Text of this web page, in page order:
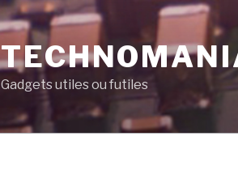
Gadgets utiles ou futiles